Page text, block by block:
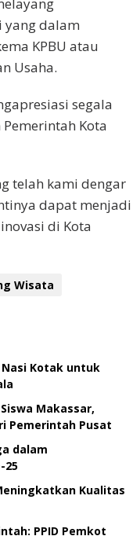
yang dalam
KPBU atau
Usaha.
segala
Kota
telah kami dengar
dapat menjadi
di Kota
Wisata
Nasi Kotak untuk
Makassar,
Pemerintah Pusat
dalam
25
Kualitas
PPID Pemkot